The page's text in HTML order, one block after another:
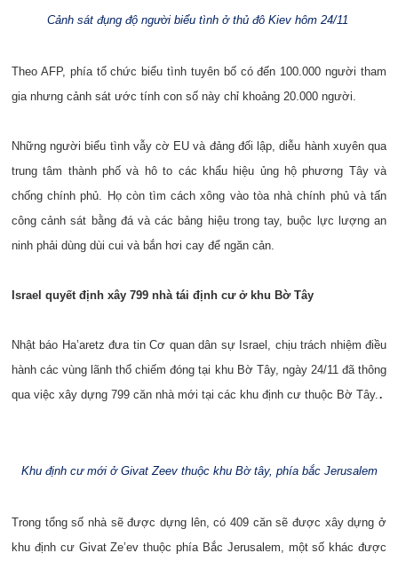
Cảnh sát đụng độ người biểu tình ở thủ đô Kiev hôm 24/11
Theo AFP, phía tổ chức biểu tình tuyên bố có đến 100.000 người tham
gia nhưng cảnh sát ước tính con số này chỉ khoảng 20.000 người.
Những người biểu tình vẫy cờ EU và đảng đối lập, diễu hành xuyên qua
trung tâm thành phố và hô to các khẩu hiệu ủng hộ phương Tây và
chống chính phủ. Họ còn tìm cách xông vào tòa nhà chính phủ và tấn
công cảnh sát bằng đá và các bảng hiệu trong tay, buộc lực lượng an
ninh phải dùng dùi cui và bắn hơi cay để ngăn cản.
Israel quyết định xây 799 nhà tái định cư ở khu Bờ Tây
Nhật báo Ha’aretz đưa tin Cơ quan dân sự Israel, chịu trách nhiệm điều
hành các vùng lãnh thổ chiếm đóng tại khu Bờ Tây, ngày 24/11 đã thông
qua việc xây dựng 799 căn nhà mới tại các khu định cư thuộc Bờ Tây..
Khu định cư mới ở Givat Zeev thuộc khu Bờ tây, phía bắc Jerusalem
Trong tổng số nhà sẽ được dựng lên, có 409 căn sẽ được xây dựng ở
khu định cư Givat Ze’ev thuộc phía Bắc Jerusalem, một số khác được